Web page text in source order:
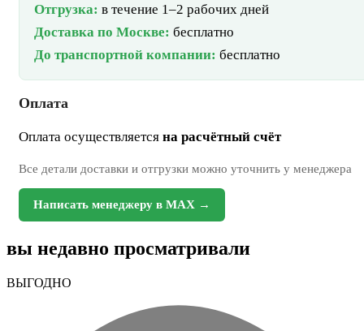
Отгрузка: в течение 1–2 рабочих дней
Доставка по Москве: бесплатно
До транспортной компании: бесплатно
Оплата
Оплата осуществляется на расчётный счёт
Все детали доставки и отгрузки можно уточнить у менеджера
Написать менеджеру в MAX →
вы недавно просматривали
ВЫГОДНО